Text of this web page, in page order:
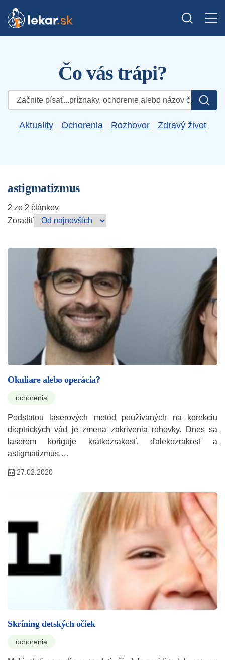
Čo vás trápi?
Hľadať:
Aktuality Ochorenia Rozhovor Zdravý život
astigmatizmus
2 zo 2 článkov
Zoradiť
Okuliare alebo operácia?
ochorenia
Podstatou laserových metód používaných na korekciu
dioptrických vád je zmena zakrivenia rohovky. Dnes sa
laserom koriguje krátkozrakosť, ďalekozrakosť a
astigmatizmus.…
27.02.2020
Skríning detských očiek
ochorenia